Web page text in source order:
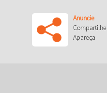
Anuncie
Compartilhe
Apareça